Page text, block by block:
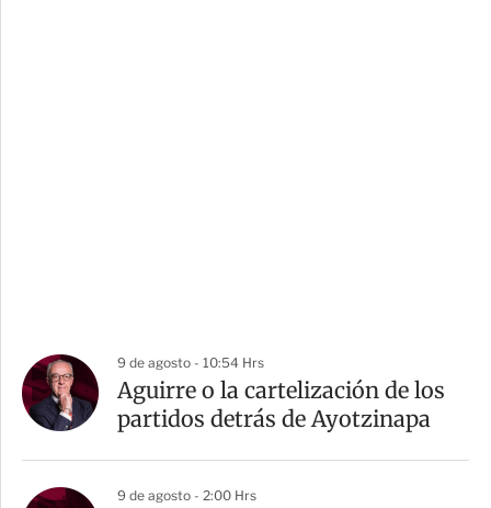
9 de agosto - 10:54 Hrs
Aguirre o la cartelización de los
partidos detrás de Ayotzinapa
9 de agosto - 2:00 Hrs